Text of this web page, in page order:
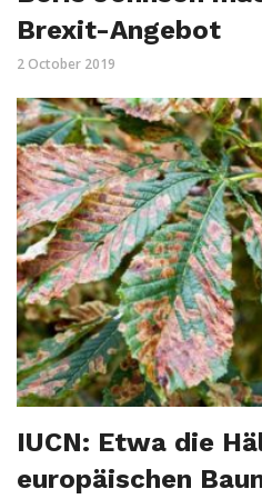
Brexit-Angebot
2 October 2019
IUCN: Etwa die
europäischen